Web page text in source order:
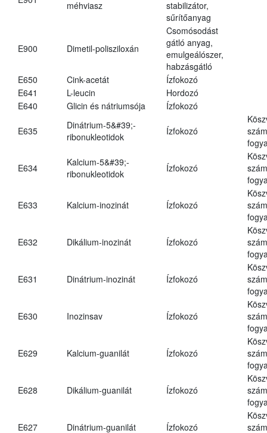
méhviasz
stabilizátor,
sűrítőanyag
E900 Dimetil-polisziloxán
Csomósodást
gátló anyag,
emulgeálószer,
habzásgátló
E650
Cink-acetát
Ízfokozó
E641
L-leucin
Hordozó
E640
Glicin és nátriumsója Ízfokozó
E635
Dinátrium-5&#39;-
ribonukleotidok
Ízfokozó
E634
Kalcium-5&#39;-
ribonukleotidok
Ízfokozó
E633 Kalcium-inozinát Ízfokozó
E632 Dikálium-inozinát Ízfokozó
E631 Dinátrium-inozinát Ízfokozó
E630 Inozinsav Ízfokozó
E629 Kalcium-guanilát Ízfokozó
E628 Dikálium-guanilát Ízfokozó
E627 Dinátrium-guanilát Ízfokozó